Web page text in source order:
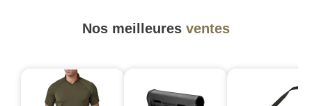
Nos meilleures ventes